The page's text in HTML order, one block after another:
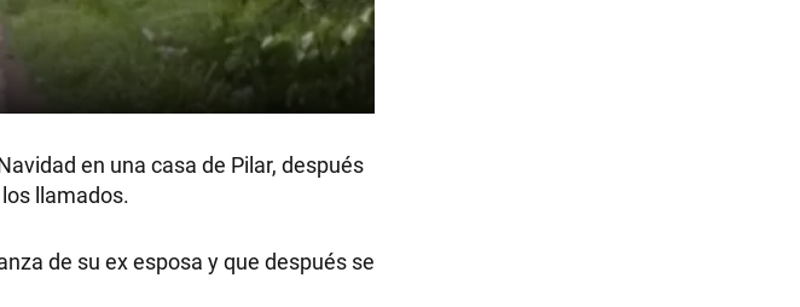
en una casa de Pilar, después
llamados.
de su ex esposa y que después se